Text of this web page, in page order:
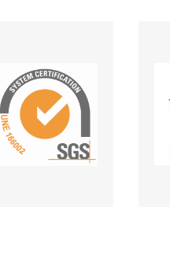
SGS UNE 166002
(descargar)